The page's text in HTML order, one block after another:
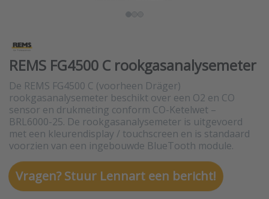
REMS FG4500 C rookgasanalysemeter
De REMS FG4500 C (voorheen Dräger)
rookgasanalysemeter beschikt over een O2 en CO
sensor en drukmeting conform CO-Ketelwet –
BRL6000-25. De rookgasanalysemeter is uitgevoerd
met een kleurendisplay / touchscreen en is standaard
voorzien van een ingebouwde BlueTooth module.
Vragen? Stuur Lennart een bericht!